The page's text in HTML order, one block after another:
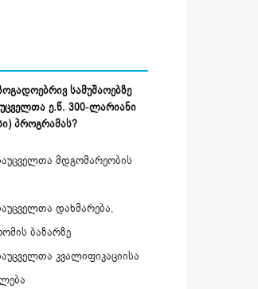
სამუშაოებზე
ე.წ. 300-ლარიანი
პროგრამას?
მდგომარეობის
დახმარება,
ბაზარზე
კვალიფიკაციისა